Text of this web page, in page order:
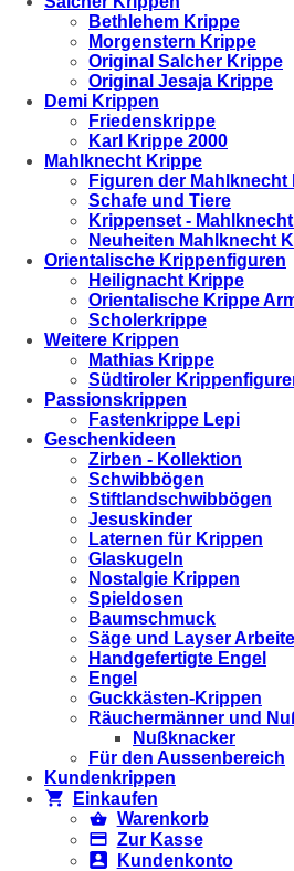
Bethlehem Krippe
Morgenstern Krippe
Original Salcher Krippe
Original Jesaja Krippe
Demi Krippen
Friedenskrippe
Karl Krippe 2000
Mahlknecht Krippe
Figuren der Mahlknecht
Schafe und Tiere
Krippenset -
Neuheiten Mahlknecht
Orientalische Krippenfiguren
Heilignacht Krippe
Orientalische Krippe
Scholerkrippe
Weitere Krippen
Mathias Krippe
Südtiroler
Passionskrippen
Fastenkrippe Lepi
Geschenkideen
Zirben - Kollektion
Schwibbögen
Stiftlandschwibbögen
Jesuskinder
Laternen für Krippen
Glaskugeln
Nostalgie Krippen
Spieldosen
Baumschmuck
Säge und Layser
Handgefertigte Engel
Engel
Guckkästen-Krippen
Räuchermänner und
Nußknacker
Für den Aussenbereich
Kundenkrippen
Einkaufen
Warenkorb
Zur Kasse
Kundenkonto